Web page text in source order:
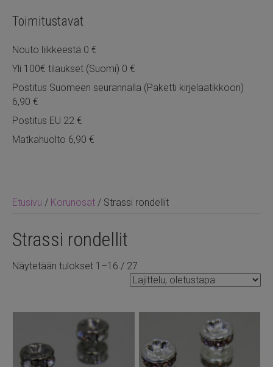
Etusivu / Korunosat / Strassi rondellit
Strassi rondellit
Näytetään tulokset 1–16 / 27
Toimitustavat
Nouto liikkeestä 0 €
Yli 100€ tilaukset (Suomi) 0 €
Postitus Suomeen seurannalla (Paketti kirjelaatikkoon)
6,90 €
Postitus EU 22 €
Matkahuolto 6,90 €